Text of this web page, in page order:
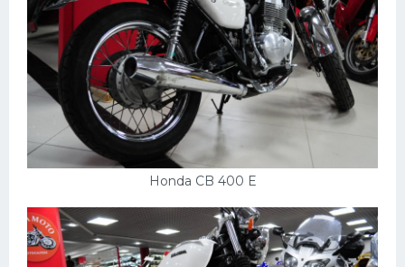
Honda CB 400 E